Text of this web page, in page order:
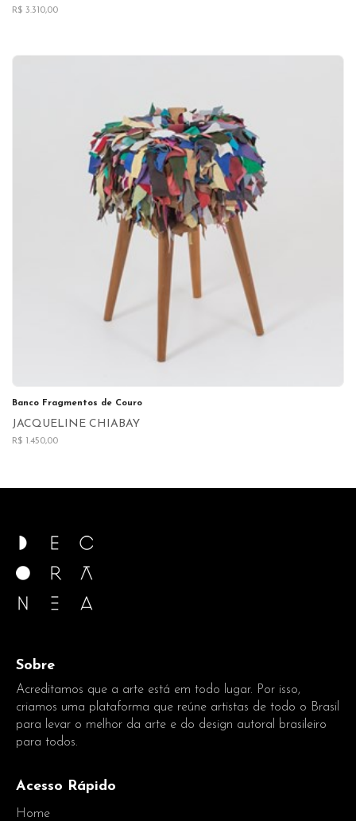
R$ 3.310,00
Banco Fragmentos de Couro
JACQUELINE CHIABAY
R$ 1.450,00
Sobre
Acreditamos que a arte está em todo lugar. Por isso,
criamos uma plataforma que reúne artistas de todo o Brasil
para levar o melhor da arte e do design autoral brasileiro
para todos.
Acesso Rápido
Home